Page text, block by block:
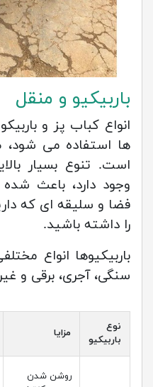
باربیکیو و منقل
انواع کباب پز و
ها استفاده می شود،
است. تنوع بسیار
وجود دارد، باعث
فضا و سلیقه ای که
را داشته باشید.
باربیکیوها انواع
سنگی، آجری، برقی و
نوع
باربیکیو
مزایا
روشن شدن